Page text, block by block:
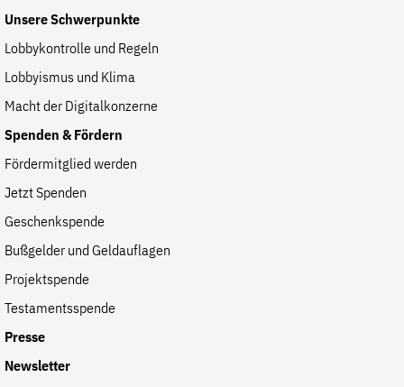
Unsere Schwerpunkte
Lobbykontrolle und Regeln
Lobbyismus und Klima
Macht der Digitalkonzerne
Spenden & Fördern
Fördermitglied werden
Jetzt Spenden
Geschenkspende
Bußgelder und Geldauflagen
Projektspende
Testamentsspende
Presse
Newsletter